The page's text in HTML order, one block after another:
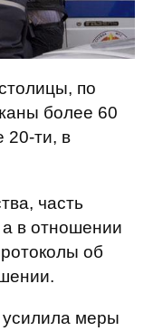
по
более 60
20-ти, в
часть
в отношении
об
меры